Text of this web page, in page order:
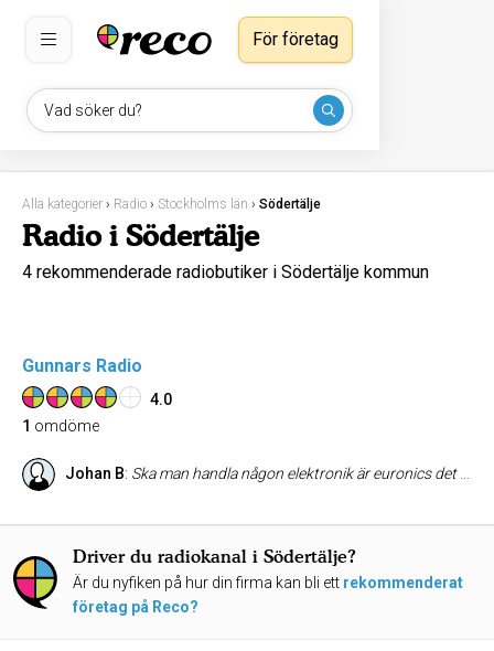
Vad söker du?
För företag
Alla kategorier › Radio › Stockholms län › Södertälje
Radio i Södertälje
4 rekommenderade radiobutiker i Södertälje kommun
Gunnars Radio
4.0
1 omdöme
Johan B: Ska man handla någon elektronik är euronics det enda bästa. Man får ruskigt bra service, dom säger vad dom tycker och vill inte sälja det dyraste och onödiga prylar till en, som vissa andra elektronikkjedor. Skulle en pryl gå sönder är dom trevliga och tar hand om den, och dom lägger alltid ner tid på kunden!
Driver du radiokanal i Södertälje?
Är du nyfiken på hur din firma kan bli ett rekommenderat
företag på Reco?